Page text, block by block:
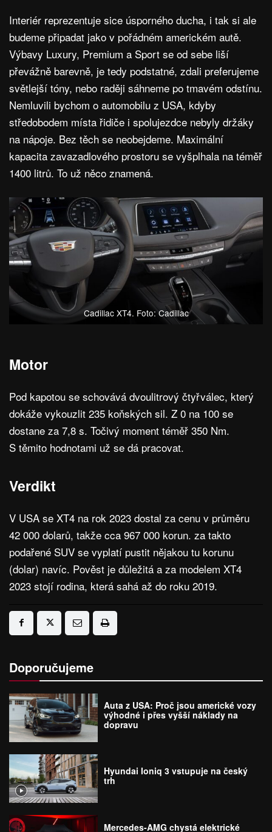
Interiér reprezentuje sice úsporného ducha, i tak si ale
budeme připadat jako v pořádném americkém autě.
Výbavy Luxury, Premium a Sport se od sebe liší
převážně barevně, je tedy podstatné, zdali preferujeme
světlejší tóny, nebo raději sáhneme po tmavém odstínu.
Nemluvili bychom o automobilu z USA, kdyby
středobodem místa řidiče i spolujezdce nebyly držáky
na nápoje. Bez těch se neobejdeme. Maximální
kapacita zavazadlového prostoru se vyšplhala na téměř
1400 litrů. To už něco znamená.
Cadillac XT4. Foto: Cadillac
Motor
Pod kapotou se schovává dvoulitrový čtyřválec, který
dokáže vykouzlit 235 koňských sil. Z 0 na 100 se
dostane za 7,8 s. Točivý moment téměř 350 Nm.
S těmito hodnotami už se dá pracovat.
Verdikt
V USA se XT4 na rok 2023 dostal za cenu v průměru
42 000 dolarů, takže cca 967 000 korun. za takto
podařené SUV se vyplatí pustit nějakou tu korunu
(dolar) navíc. Pověst je důležitá a za modelem XT4
2023 stojí rodina, která sahá až do roku 2019.
Doporučujeme
Auta z USA: Proč jsou americké vozy
výhodné i přes vyšší náklady na
dopravu
Hyundai Ioniq 3 vstupuje na český
trh
Mercedes-AMG chystá elektrické